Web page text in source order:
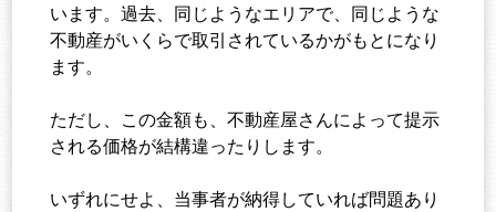
います。過去、同じようなエリアで、同じような
不動産がいくらで取引されているかがもとになり
ます。
ただし、この金額も、不動産屋さんによって提示
される価格が結構違ったりします。
いずれにせよ、当事者が納得していれば問題あり